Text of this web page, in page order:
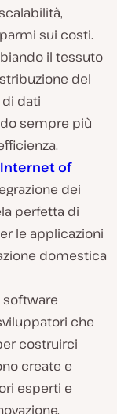
sui costi.
il tessuto
del
dati
sempre più
Internet of
dei
perfetta di
le applicazioni
domestica
software
che
costruirci
create e
esperti e